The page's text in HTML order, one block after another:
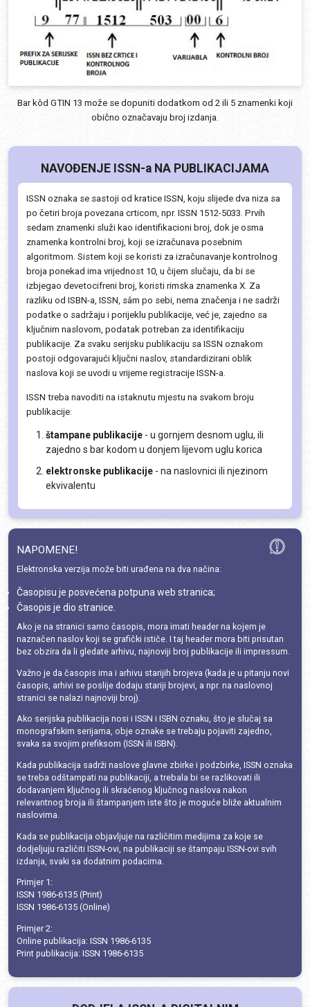
Bar kôd GTIN 13 može se dopuniti dodatkom od 2 ili 5 znamenki koji
obično označavaju broj izdanja.
NAVOĐENJE ISSN-a NA PUBLIKACIJAMA
ISSN oznaka se sastoji od kratice ISSN, koju slijede dva niza sa
po četiri broja povezana crticom, npr. ISSN 1512-5033. Prvih
sedam znamenki služi kao identifikacioni broj, dok je osma
znamenka kontrolni broj, koji se izračunava posebnim
algoritmom. Sistem koji se koristi za izračunavanje kontrolnog
broja ponekad ima vrijednost 10, u čijem slučaju, da bi se
izbjegao devetocifreni broj, koristi rimska znamenka X. Za
razliku od ISBN-a, ISSN, sâm po sebi, nema značenja i ne sadrži
podatke o sadržaju i porijeklu publikacije, već je, zajedno sa
ključnim naslovom, podatak potreban za identifikaciju
publikacije. Za svaku serijsku publikaciju sa ISSN oznakom
postoji odgovarajući ključni naslov, standardizirani oblik
naslova koji se uvodi u vrijeme registracije ISSN-a.
ISSN treba navoditi na istaknutu mjestu na svakom broju
publikacije:
štampane publikacije - u gornjem desnom uglu, ili
zajedno s bar kodom u donjem lijevom uglu korica
elektronske publikacije - na naslovnici ili njezinom
ekvivalentu
NAPOMENE!
Elektronska verzija može biti urađena na dva načina:
Časopisu je posvećena potpuna web stranica;
Časopis je dio stranice.
Ako je na stranici samo časopis, mora imati header na kojem je
naznačen naslov koji se grafički ističe. I taj header mora biti prisutan
bez obzira da li gledate arhivu, najnoviji broj publikacije ili impressum.
Važno je da časopis ima i arhivu starijih brojeva (kada je u pitanju novi
časopis, arhivi se poslije dodaju stariji brojevi, a npr. na naslovnoj
stranici se nalazi najnoviji broj).
Ako serijska publikacija nosi i ISSN i ISBN oznaku, što je slučaj sa
monografskim serijama, obje oznake se trebaju pojaviti zajedno,
svaka sa svojim prefiksom (ISSN ili ISBN).
Kada publikacija sadrži naslove glavne zbirke i podzbirke, ISSN oznaka
se treba odštampati na publikaciji, a trebala bi se razlikovati ili
dodavanjem ključnog ili skraćenog ključnog naslova nakon
relevantnog broja ili štampanjem iste što je moguće bliže aktualnim
naslovima.
Kada se publikacija objavljuje na različitim medijima za koje se
dodjeljuju različiti ISSN-ovi, na publikaciji se štampaju ISSN-ovi svih
izdanja, svaki sa dodatnim podacima.
Primjer 1:
ISSN 1986-6135 (Print)
ISSN 1986-6135 (Online)
Primjer 2:
Online publikacija: ISSN 1986-6135
Print publikacija: ISSN 1986-6135